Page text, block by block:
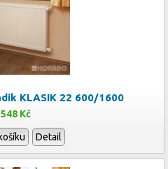
KLASIK 22 600/1600
Kč
Detail